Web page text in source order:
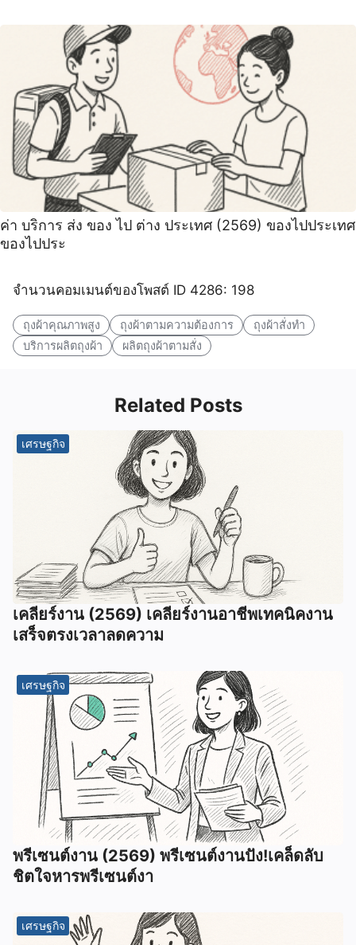
ค่า บริการ ส่ง ของ ไป ต่าง ประเทศ (2569) ของไปประเทศ
ของไปประ
จำนวนคอมเมนต์ของโพสต์ ID 4286: 198
ถุงผ้าคุณภาพสูง ถุงผ้าตามความต้องการ
ถุงผ้าสั่งทำ
บริการผลิตถุงผ้า
ผลิตถุงผ้าตามสั่ง
Related Posts
เศรษฐกิจ
เคลียร์งาน (2569) เคลียร์งานอาชีพเทคนิคงาน
เสร็จตรงเวลาลดความ
เศรษฐกิจ
พรีเซนต์งาน (2569) พรีเซนต์งานปัง!เคล็ดลับ
ชิตใจหารพรีเซนต์งา
เศรษฐกิจ